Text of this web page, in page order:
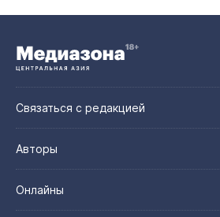
Связаться с редакцией
Авторы
Онлайны